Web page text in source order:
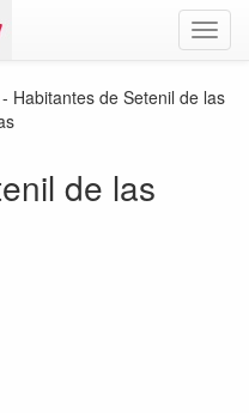
- Habitantes de Setenil de las
de las